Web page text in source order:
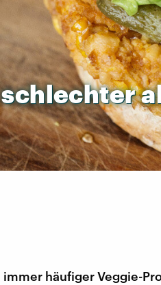
schlechter
immer häufiger Veggie-